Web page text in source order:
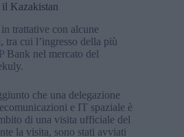
il Kazakistan
trattative con alcune
tra cui l’ingresso della più
Bank nel mercato del
che una delegazione
e IT spaziale è
di una visita ufficiale del
la visita, sono stati avviati